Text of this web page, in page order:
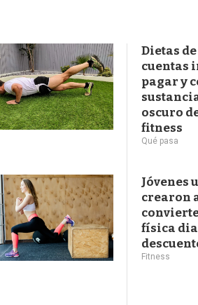
Dietas
cuentas
pagar y
oscuro
fitness
Qué pasa
Jóvenes
crearon
física
Fitness